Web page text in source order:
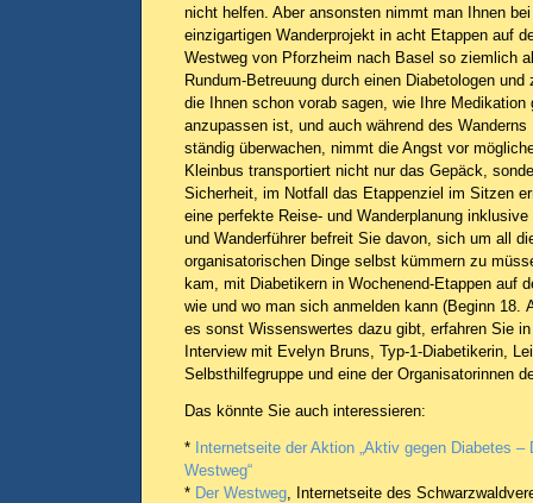
nicht helfen. Aber ansonsten nimmt man Ihnen
einzigartigen Wanderprojekt in acht Etappen auf
Westweg von Pforzheim nach Basel so ziemlich
Rundum-Betreuung durch einen Diabetologen
die Ihnen schon vorab sagen, wie Ihre Medikation
anzupassen ist, und auch während des
ständig überwachen, nimmt die Angst vor
Kleinbus transportiert nicht nur das Gepäck,
Sicherheit, im Notfall das Etappenziel im Sitzen
eine perfekte Reise- und Wanderplanung
und Wanderführer befreit Sie davon, sich um all
organisatorischen Dinge selbst kümmern zu
kam, mit Diabetikern in Wochenend-Etappen auf
wie und wo man sich anmelden kann (Beginn 18.
es sonst Wissenswertes dazu gibt, erfahren Sie
Interview mit Evelyn Bruns, Typ-1-Diabetikerin,
Selbsthilfegruppe und eine der Organisatorinnen
Das könnte Sie auch interessieren:
* Internetseite der Aktion „Aktiv gegen Diabetes –
Westweg“
* Der Westweg, Internetseite des